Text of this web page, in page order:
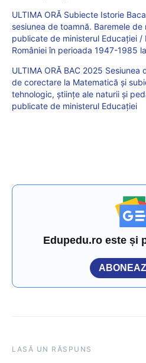
ULTIMA ORĂ Subiecte Istorie
sesiunea de toamnă. Baremele
publicate de ministerul Educației /
României în perioada 1947-1985
ULTIMA ORĂ BAC 2025 Sesiunea
de corectare la Matematică și
tehnologic, științe ale naturii și
publicate de ministerul Educației
Edupedu.ro este și
LASĂ UN RĂSPUNS